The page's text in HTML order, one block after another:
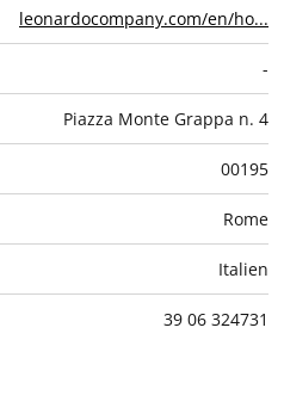
leonardocompany.com/en/ho...
-
Piazza Monte Grappa n. 4
00195
Rome
Italien
39 06 324731